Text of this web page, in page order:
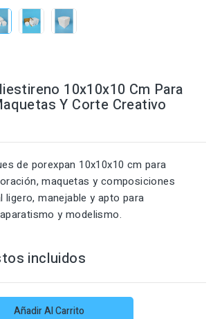
10x10x10 Cm Para
Y Corte Creativo
de porexpan 10x10x10 cm para
maquetas y composiciones
manejable y apto para
y modelismo.
incluidos
Añadir Al Carrito